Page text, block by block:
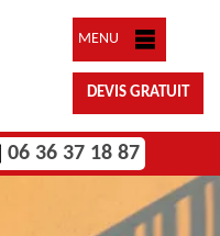
MENU
DEVIS GRATUIT
06 36 37 18 87